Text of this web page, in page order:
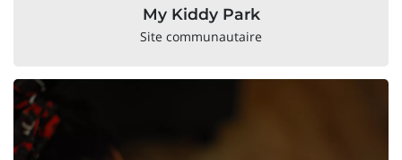
My Kiddy Park
Site communautaire